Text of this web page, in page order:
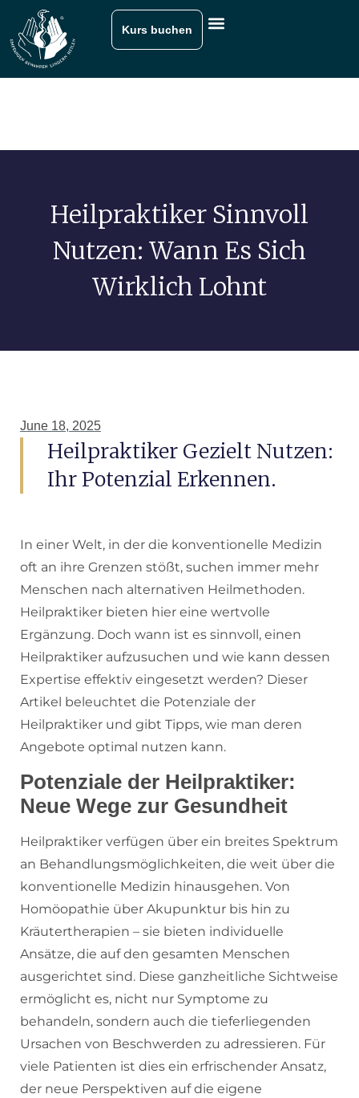
Kurs buchen
Heilpraktiker Sinnvoll
Nutzen: Wann Es Sich
Wirklich Lohnt
June 18, 2025
Heilpraktiker Gezielt Nutzen:
Ihr Potenzial Erkennen.
In einer Welt, in der die konventionelle Medizin
oft an ihre Grenzen stößt, suchen immer mehr
Menschen nach alternativen Heilmethoden.
Heilpraktiker bieten hier eine wertvolle
Ergänzung. Doch wann ist es sinnvoll, einen
Heilpraktiker aufzusuchen und wie kann dessen
Expertise effektiv eingesetzt werden? Dieser
Artikel beleuchtet die Potenziale der
Heilpraktiker und gibt Tipps, wie man deren
Angebote optimal nutzen kann.
Potenziale der Heilpraktiker:
Neue Wege zur Gesundheit
Heilpraktiker verfügen über ein breites Spektrum
an Behandlungsmöglichkeiten, die weit über die
konventionelle Medizin hinausgehen. Von
Homöopathie über Akupunktur bis hin zu
Kräutertherapien – sie bieten individuelle
Ansätze, die auf den gesamten Menschen
ausgerichtet sind. Diese ganzheitliche Sichtweise
ermöglicht es, nicht nur Symptome zu
behandeln, sondern auch die tieferliegenden
Ursachen von Beschwerden zu adressieren. Für
viele Patienten ist dies ein erfrischender Ansatz,
der neue Perspektiven auf die eigene